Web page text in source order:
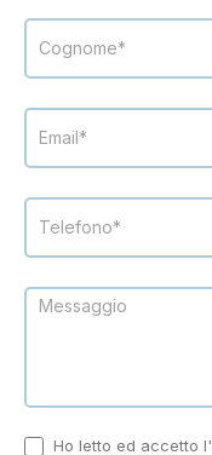
Ho letto ed accetto l'